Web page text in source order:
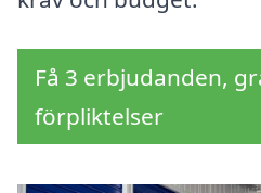
Få 3 erbjudanden,
förpliktelser